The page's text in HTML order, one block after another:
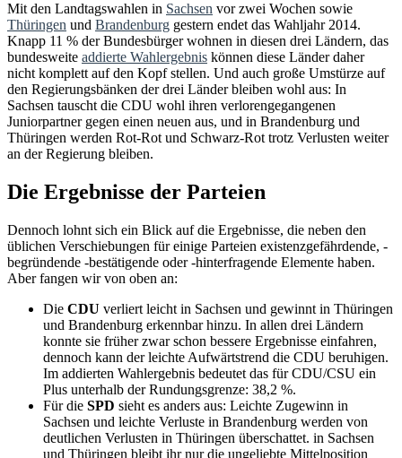
Mit den Landtagswahlen in Sachsen vor zwei Wochen sowie
Thüringen und Brandenburg gestern endet das Wahljahr 2014.
Knapp 11 % der Bundesbürger wohnen in diesen drei Ländern, das
bundesweite addierte Wahlergebnis können diese Länder daher
nicht komplett auf den Kopf stellen. Und auch große Umstürze auf
den Regierungsbänken der drei Länder bleiben wohl aus: In
Sachsen tauscht die CDU wohl ihren verlorengegangenen
Juniorpartner gegen einen neuen aus, und in Brandenburg und
Thüringen werden Rot-Rot und Schwarz-Rot trotz Verlusten weiter
an der Regierung bleiben.
Die Ergebnisse der Parteien
Dennoch lohnt sich ein Blick auf die Ergebnisse, die neben den
üblichen Verschiebungen für einige Parteien existenzgefährdende, -
begründende -bestätigende oder -hinterfragende Elemente haben.
Aber fangen wir von oben an:
Die CDU verliert leicht in Sachsen und gewinnt in Thüringen
und Brandenburg erkennbar hinzu. In allen drei Ländern
konnte sie früher zwar schon bessere Ergebnisse einfahren,
dennoch kann der leichte Aufwärtstrend die CDU beruhigen.
Im addierten Wahlergebnis bedeutet das für CDU/CSU ein
Plus unterhalb der Rundungsgrenze: 38,2 %.
Für die SPD sieht es anders aus: Leichte Zugewinn in
Sachsen und leichte Verluste in Brandenburg werden von
deutlichen Verlusten in Thüringen überschattet. in Sachsen
und Thüringen bleibt ihr nur die ungeliebte Mittelposition